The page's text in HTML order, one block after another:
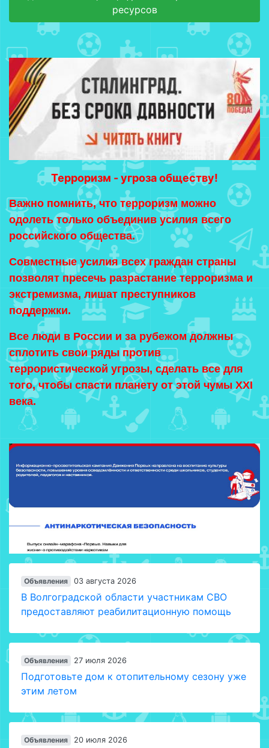
ресурсов
Терроризм - угроза обществу!
Важно помнить, что терроризм можно
одолеть только объединив усилия всего
российского общества.
Совместные усилия всех граждан страны
позволят пресечь разрастание терроризма и
экстремизма, лишат преступников
поддержки.
Все люди в России и за рубежом должны
сплотить свои ряды против
террористической угрозы, сделать все для
того, чтобы спасти планету от этой чумы XXI
века.
Объявления 03 августа 2026
В Волгоградской области участникам СВО
предоставляют реабилитационную помощь
Объявления 27 июля 2026
Подготовьте дом к отопительному сезону уже
этим летом
Объявления 20 июля 2026